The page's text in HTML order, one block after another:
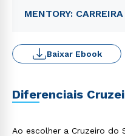
MENTORY:
Baixar Ebook
Diferenciais
Ao escolher a Cruzeiro do